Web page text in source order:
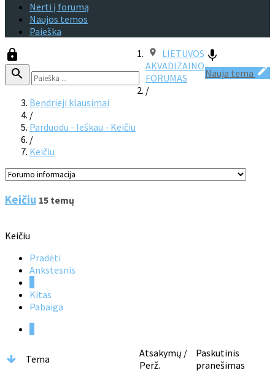
Nerti į forumą
Naujos temos
Paieška
Nauja tema
LIETUVOS
AKVADIZAINO
FORUMAS
/
Bendrieji klausimai
/
Parduodu - Ieškau - Keičiu
/
Keičiu
Keičiu 15 temų
Keičiu
Pradėti
Ankstesnis
Kitas
Pabaiga
Tema
Atsakymų /
Perž.
Paskutinis
pranešimas